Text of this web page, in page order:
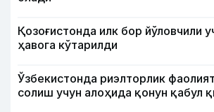
Қозоғистонда илк бор йўловчили
ҳавога кўтарилди
Ўзбекистонда риэлторлик
солиш учун алоҳида қонун қабул